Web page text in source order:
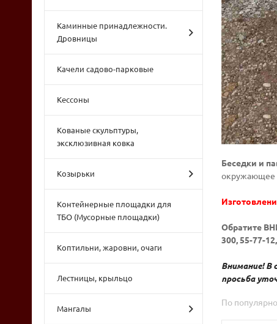
Каминные принадлежности.
Дровницы
Качели садово-парковые
Кессоны
Кованые скульптуры,
эксклюзивная ковка
Козырьки
Контейнерные площадки для
ТБО (Мусорные площадки)
Коптильни, жаровни, очаги
Лестницы, крыльцо
Мангалы
Беседки и
окружающее
Обратите
300, 55-77-
Внимание! В
просьба
По